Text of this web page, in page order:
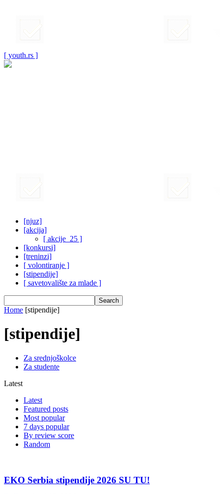
[ youth.rs ]
[njuz]
[akcija]
[ akcije_25 ]
[konkursi]
[treninzi]
[ volontiranje ]
[stipendije]
[ savetovalište za mlade ]
Home [stipendije]
[stipendije]
Za srednjoškolce
Za studente
Latest
Latest
Featured posts
Most popular
7 days popular
By review score
Random
EKO Serbia stipendije 2026 SU TU!